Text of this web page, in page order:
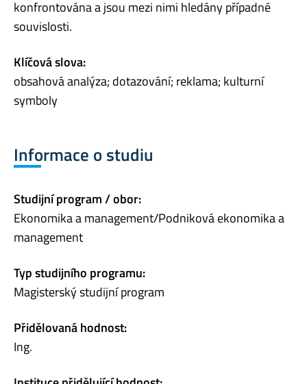
konfrontována a jsou mezi nimi hledány případné
souvislosti.
Klíčová slova:
obsahová analýza; dotazování; reklama; kulturní
symboly
Informace o studiu
Studijní program / obor:
Ekonomika a management/Podniková ekonomika a
management
Typ studijního programu:
Magisterský studijní program
Přidělovaná hodnost:
Ing.